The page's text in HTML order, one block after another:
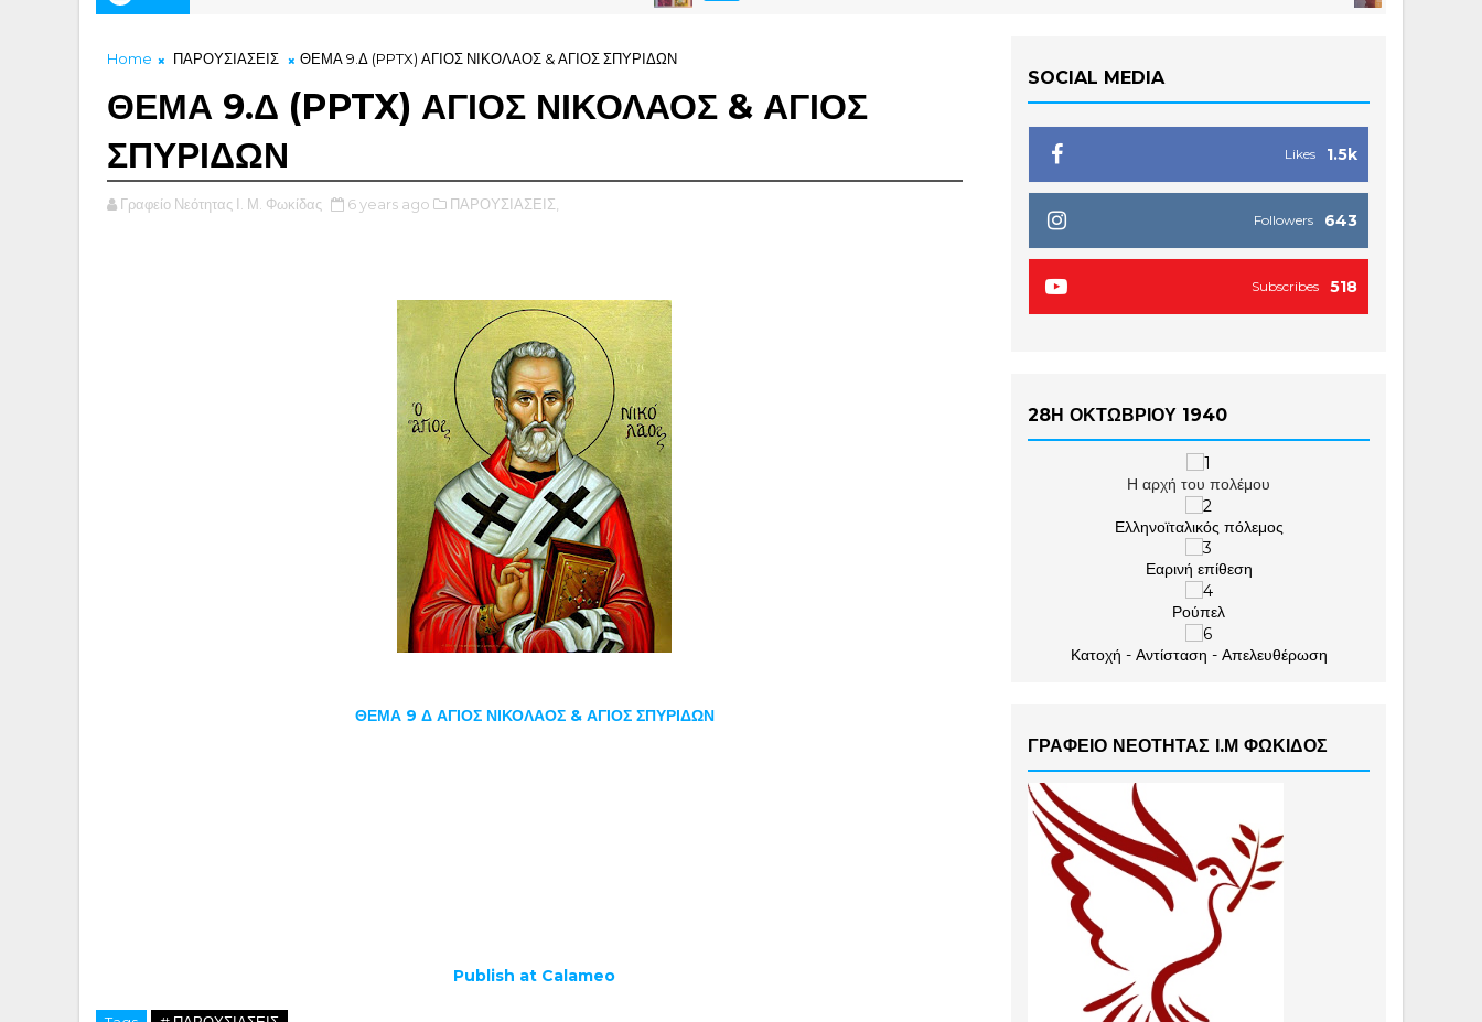
Home ΠΑΡΟΥΣΙΑΣΕΙΣ ΘΕΜΑ 9.Δ (PPTX) ΑΓΙΟΣ ΝΙΚΟΛΑΟΣ & ΑΓΙΟΣ ΣΠΥΡΙΔΩΝ
ΘΕΜΑ 9.Δ (PPTX) ΑΓΙΟΣ ΝΙΚΟΛΑΟΣ & ΑΓΙΟΣ
ΣΠΥΡΙΔΩΝ
Γραφείο Νεότητας Ι. Μ. Φωκίδας 6 years ago ΠΑΡΟΥΣΙΑΣΕΙΣ,
ΘΕΜΑ 9 Δ ΑΓΙΟΣ ΝΙΚΟΛΑΟΣ & ΑΓΙΟΣ ΣΠΥΡΙΔΩΝ
Publish at Calameo
SOCIAL MEDIA
1.5k
Likes
643
Followers
518
Subscribes
28Η ΟΚΤΩΒΡΙΟΥ 1940
Η αρχή του πολέμου
Ελληνοϊταλικός πόλεμος
Εαρινή επίθεση
Ρούπελ
Κατοχή - Αντίσταση - Απελευθέρωση
ΓΡΑΦΕΙΟ ΝΕΟΤΗΤΑΣ Ι.Μ ΦΩΚΙΔΟΣ